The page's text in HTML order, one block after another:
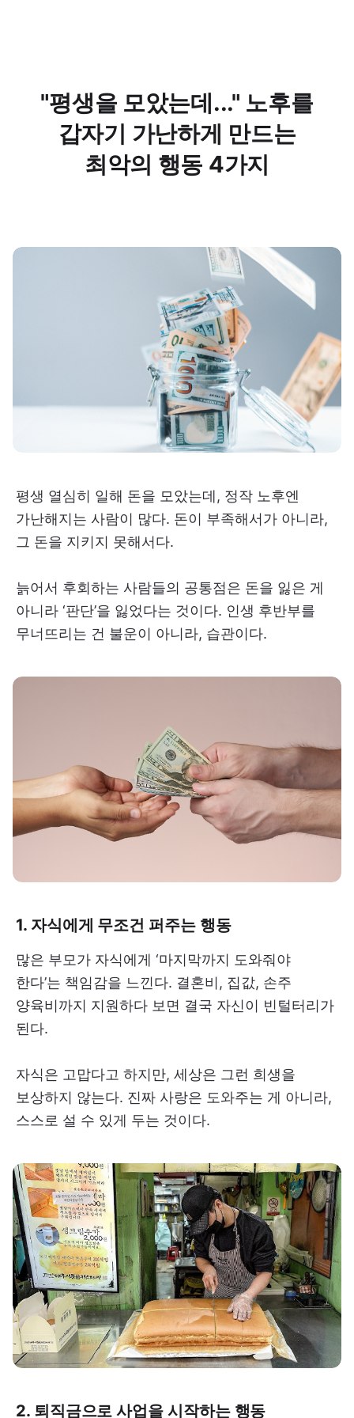
"평생을 모았는데..." 노후를
갑자기 가난하게 만드는
최악의 행동 4가지
평생 열심히 일해 돈을 모았는데, 정작 노후엔
가난해지는 사람이 많다. 돈이 부족해서가 아니라,
그 돈을 지키지 못해서다.
늙어서 후회하는 사람들의 공통점은 돈을 잃은 게
아니라 ‘판단’을 잃었다는 것이다. 인생 후반부를
무너뜨리는 건 불운이 아니라, 습관이다.
1. 자식에게 무조건 퍼주는 행동
많은 부모가 자식에게 ‘마지막까지 도와줘야
한다’는 책임감을 느낀다. 결혼비, 집값, 손주
양육비까지 지원하다 보면 결국 자신이 빈털터리가
된다.
자식은 고맙다고 하지만, 세상은 그런 희생을
보상하지 않는다. 진짜 사랑은 도와주는 게 아니라,
스스로 설 수 있게 두는 것이다.
2. 퇴직금으로 사업을 시작하는 행동